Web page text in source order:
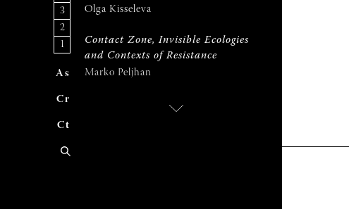
3
2
1
Olga Kisseleva
Contact Zone, Invisible Ecologies
and Contexts of Resistance
Marko Peljhan
Auteur
s
Contribue
r
Contac
t